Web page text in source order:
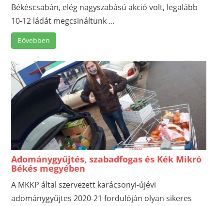
Békéscsabán, elég nagyszabású akció volt, legalább
10-12 ládát megcsináltunk ...
Bővebben
Adománygyűjtés, szabadfogas és Kék Mikró
Békés megyében
A MKKP által szervezett karácsonyi-újévi
adománygyűjtes 2020-21 fordulóján olyan sikeres